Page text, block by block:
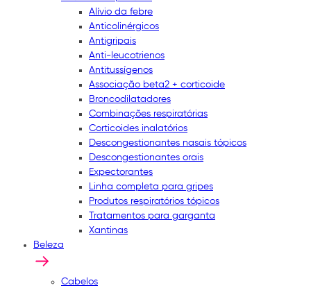
Alívio da febre
Anticolinérgicos
Antigripais
Anti-leucotrienos
Antitussígenos
Associação beta2 + corticoide
Broncodilatadores
Combinações respiratórias
Corticoides inalatórios
Descongestionantes nasais tópicos
Descongestionantes orais
Expectorantes
Linha completa para gripes
Produtos respiratórios tópicos
Tratamentos para garganta
Xantinas
Beleza
Cabelos